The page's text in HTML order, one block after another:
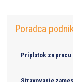
Poradca
Priplatok za
Stravovanie